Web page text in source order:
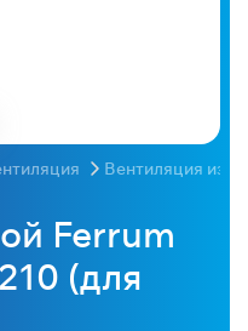
Вентиляция из
Ferrum
(для